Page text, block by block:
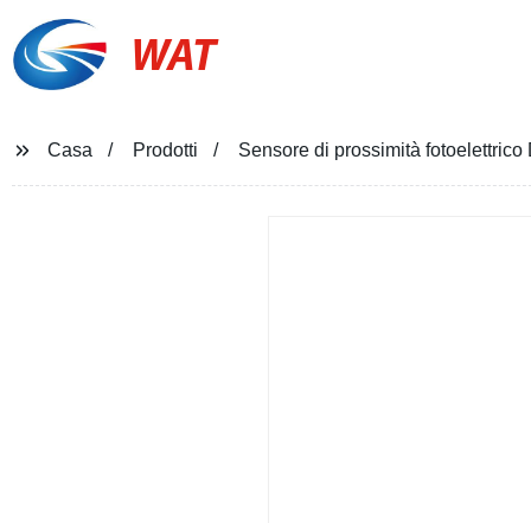
WAT
Casa Prodotti Sensore di prossimità